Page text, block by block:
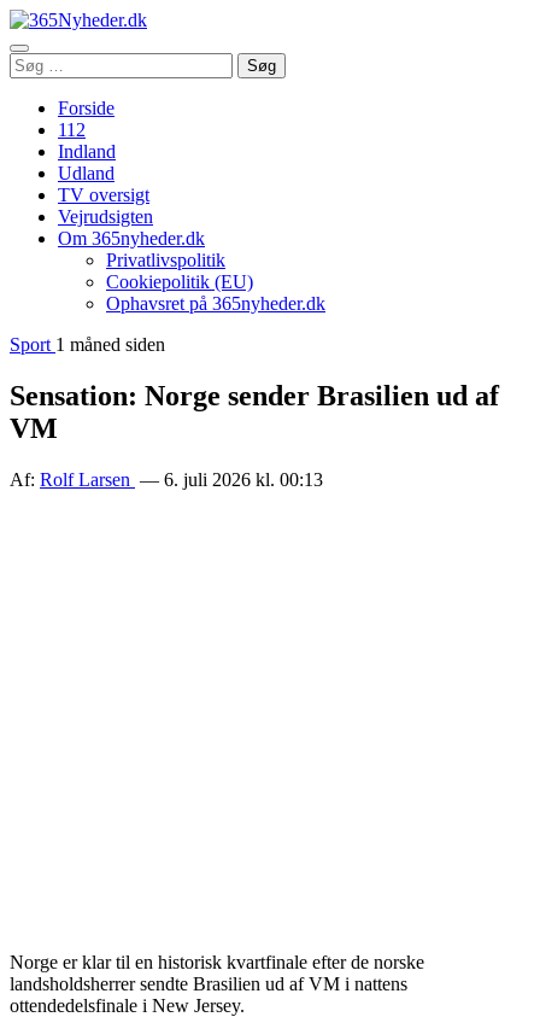
Åbn
menu
Søg
efter:
Søg
Forside
112
Indland
Udland
TV oversigt
Vejrudsigten
Om 365nyheder.dk
Privatlivspolitik
Cookiepolitik (EU)
Ophavsret på 365nyheder.dk
Sport 1 måned siden
Sensation: Norge sender Brasilien ud af
VM
Af: Rolf Larsen — 6. juli 2026 kl. 00:13
Norge er klar til en historisk kvartfinale efter de norske
landsholdsherrer sendte Brasilien ud af VM i nattens
ottendedelsfinale i New Jersey.